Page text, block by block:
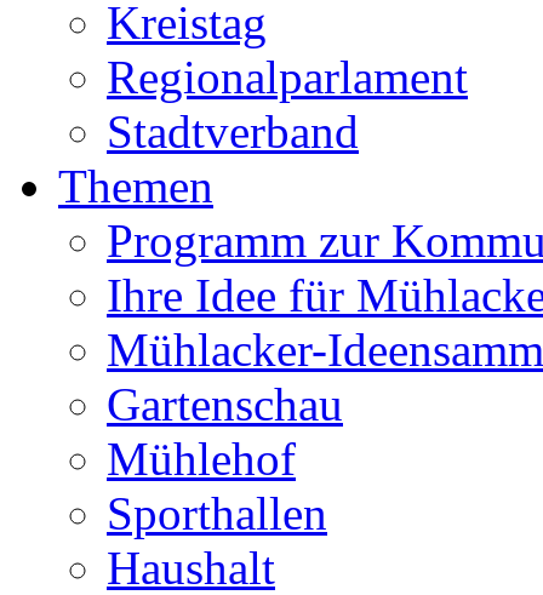
Kreistag
Regionalparlament
Stadtverband
Themen
Programm zur
Ihre Idee für
Mühlacker-
Gartenschau
Mühlehof
Sporthallen
Haushalt